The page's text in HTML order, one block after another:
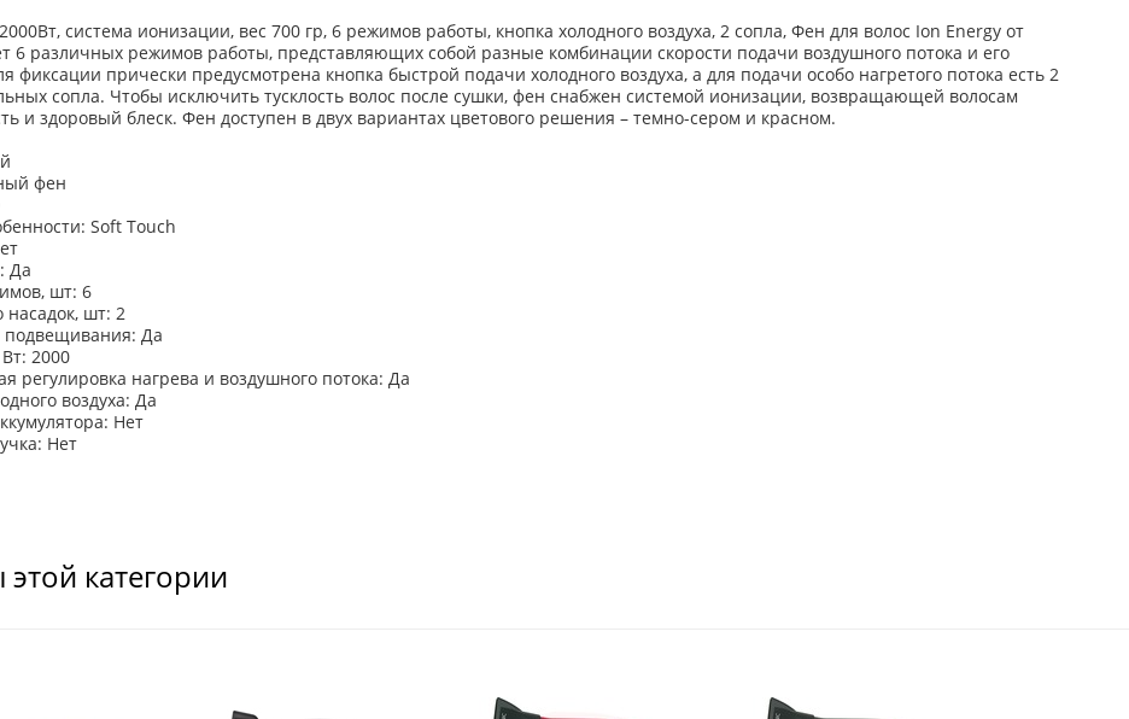
система ионизации, вес 700 гр, 6 режимов работы, кнопка холодного воздуха, 2 сопла, Фен для волос Ion Energy от
6 различных режимов работы, представляющих собой разные комбинации скорости подачи воздушного потока и его
фиксации прически предусмотрена кнопка быстрой подачи холодного воздуха, а для подачи особо нагретого потока есть 2
сопла. Чтобы исключить тусклость волос после сушки, фен снабжен системой ионизации, возвращающей волосам
и здоровый блеск. Фен доступен в двух вариантах цветового решения – темно-сером и красном.
фен
Soft Touch
Да
шт: 6
насадок, шт: 2
подвещивания: Да
2000
регулировка нагрева и воздушного потока: Да
воздуха: Да
Нет
Нет
категории